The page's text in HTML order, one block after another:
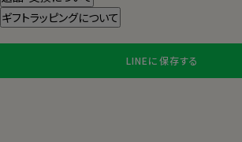
ギフトラッピングについて
LINEに保存する